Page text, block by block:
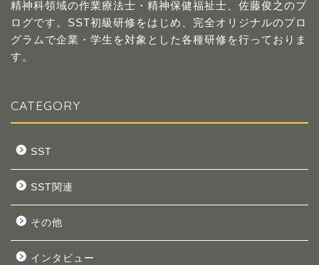
精神科領域の作業療法士・精神保健福祉士、佐藤俊之のブ
ログです。SST初級研修をはじめ、完全オリジナルのプロ
グラムで企業・学生を対象とした各種研修を行っておりま
す。
CATEGORY
SST
SST関連
その他
インタビュー